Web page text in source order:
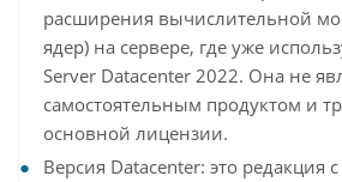
расширения вычислительной
ядер) на сервере, где уже
Server Datacenter 2022. Она не
самостоятельным продуктом и
основной лицензии.
Версия Datacenter: это редакция